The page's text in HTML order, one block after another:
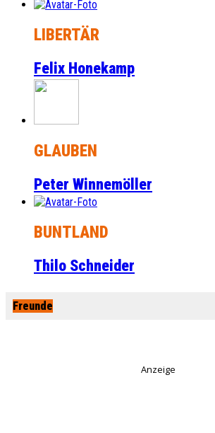
LIBERTÄR
Felix Honekamp
GLAUBEN
Peter Winnemöller
BUNTLAND
Thilo Schneider
Freunde
Anzeige